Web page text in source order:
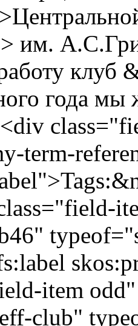
им.
клуб
года
term-
item
club"